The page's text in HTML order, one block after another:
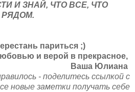
И ЗНАЙ, ЧТО ВСЕ, ЧТО
РЯДОМ.
париться ;)
и верой в прекрасное,
Ваша Юлиана
- поделитесь ссылкой с
новые заметки получать себе